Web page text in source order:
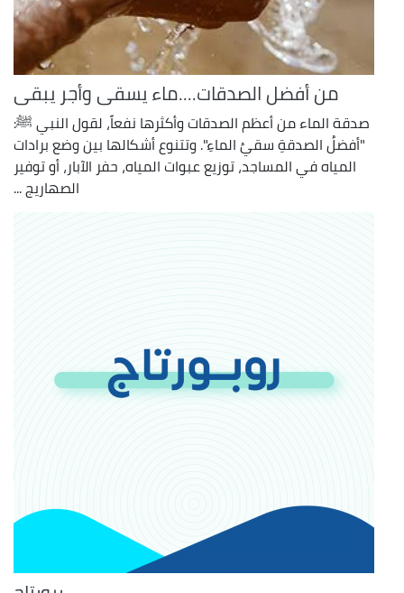
من أفضل الصدقات....ماء يسقى وأجر يبقى
صدقة الماء من أعظم الصدقات وأكثرها نفعاً، لقول النبي ﷺ:
"أفضلُ الصدقةِ سقيُ الماءِ". وتتنوع أشكالها بين وضع برادات
المياه في المساجد، توزيع عبوات المياه، حفر الآبار، أو توفير
الصهاريج ...